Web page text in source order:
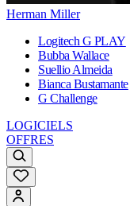
Herman Miller
Logitech G PLAY
Bubba Wallace
Suellio Almeida
Bianca Bustamante
G Challenge
LOGICIELS
OFFRES